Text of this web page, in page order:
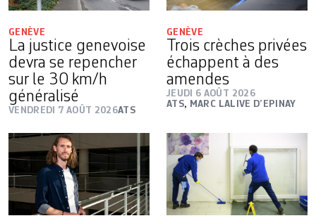
GENÈVE
La justice genevoise
devra se repencher
sur le 30 km/h
généralisé
VENDREDI 7 AOÛT 2026ATS
GENÈVE
Trois crèches privées
échappent à des
amendes
JEUDI 6 AOÛT 2026
ATS, MARC LALIVE D’EPINAY